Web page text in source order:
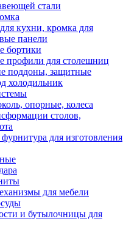
стали
кухни, кромка для
панели
бортики
профили для столешниц
поддоны, защитные
холодильник
опорные, колеса
столов,
для изготовления
для мебели
и бутылочницы для